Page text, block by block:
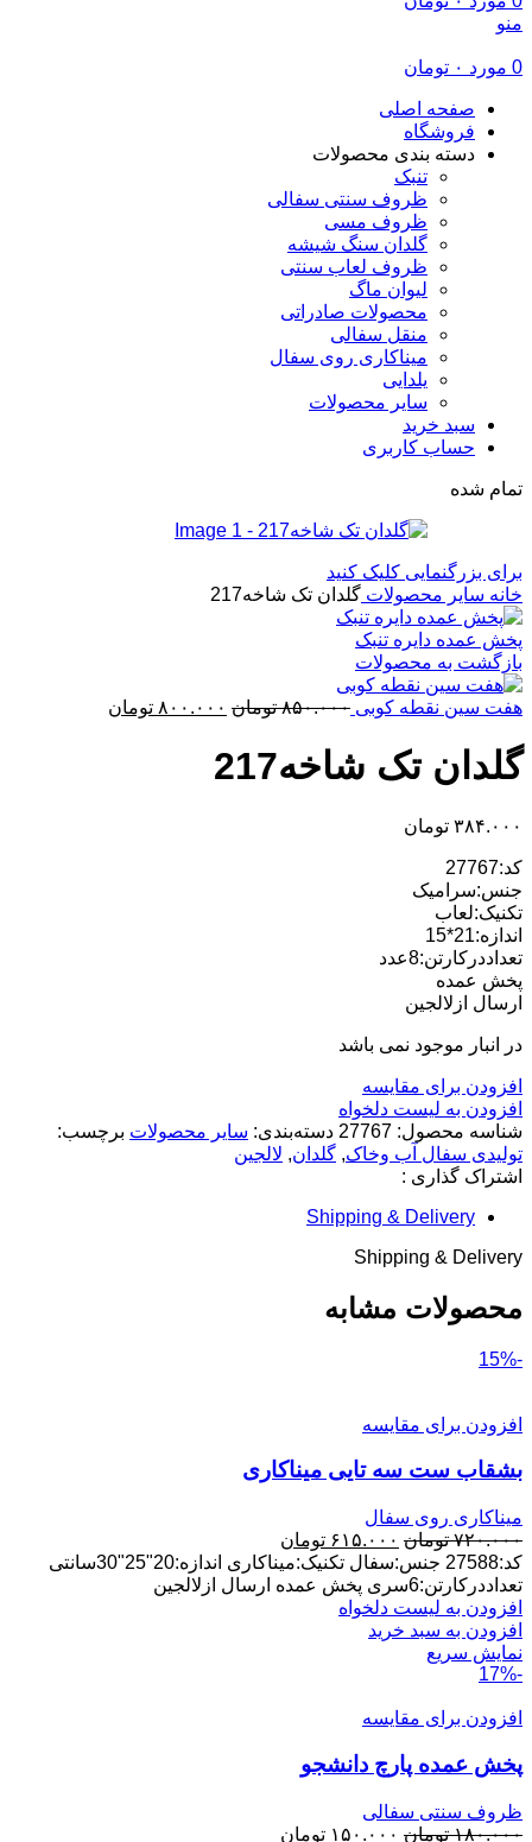
منو
0 مورد ۰ تومان
صفحه اصلی
فروشگاه
دسته بندی محصولات
تنبک
ظروف سنتی سفالی
ظروف مسی
گلدان سنگ شیشه
ظروف لعاب سنتی
لیوان ماگ
محصولات صادراتی
منقل سفالی
میناکاری روی سفال
یلدایی
سایر محصولات
سبد خرید
حساب کاربری
تمام شده
برای بزرگنمایی کلیک کنید
خانه سایر محصولات گلدان تک شاخه217
پخش عمده دایره تنبک
بازگشت به محصولات
هفت سین نقطه کوبی ۸۵۰.۰۰۰ تومان قیمت
بود.
۸۰۰.۰۰۰ تومان
گلدان تک شاخه217
۳۸۴.۰۰۰ تومان
کد:27767
جنس:سرامیک
تکنیک:لعاب
اندازه:21*15
تعداددرکارتن:8عدد
پخش عمده
ارسال ازلالجین
در انبار موجود نمی باشد
افزودن برای مقایسه
افزودن به لیست دلخواه
شناسه محصول: 27767 دسته‌بندی: سایر محصولات برچسب:
تولیدی سفال آب وخاک, گلدان, لالجین
اشتراک گذاری :
Shipping & Delivery
Shipping & Delivery
محصولات مشابه
-15%
افزودن برای مقایسه
بشقاب ست سه تایی میناکاری
میناکاری روی سفال
۷۲۰.۰۰۰ تومان قیمت
اصلی:
۷۲۰.۰۰۰ تومان
بود.
۶۱۵.۰۰۰ تومان
فعلی:
۶۱۵.۰۰۰ تومان.
کد:27588 جنس:سفال تکنیک:میناکاری اندازه:20"25"30سانتی
تعداددرکارتن:6سری پخش عمده ارسال ازلالجین
افزودن به لیست دلخواه
افزودن به سبد خرید
نمایش سریع
-17%
افزودن برای مقایسه
پخش عمده پارچ دانشجو
ظروف سنتی سفالی
۱۸۰.۰۰۰ تومان قیمت
۱۵۰.۰۰۰ تومان